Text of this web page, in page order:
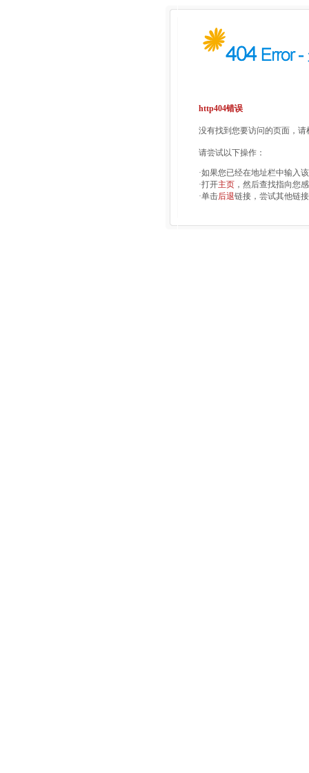
http404错误
没有找到您要访问的页面，
请尝试以下操作：
·如果您已经在地址栏中输入
·打开主页 ，然后查找指向您
·单击后退链接，尝试其他链